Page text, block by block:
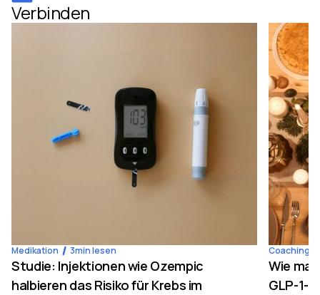
Verbinden
Medikation 3min lesen
Studie: Injektionen wie Ozempic
halbieren das Risiko für Krebs im
Coaching
Wie
GLP-1-